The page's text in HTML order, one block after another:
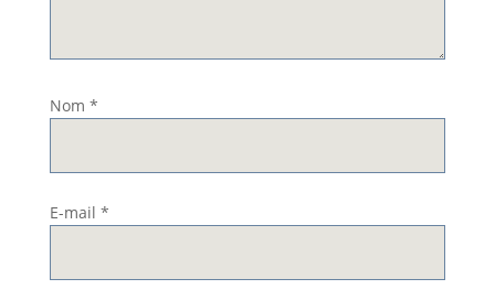
Nom *
E-mail *